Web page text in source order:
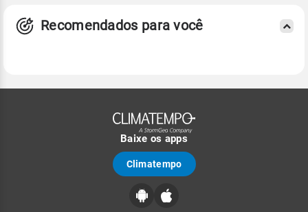
Recomendados para você
Baixe os apps
Climatempo